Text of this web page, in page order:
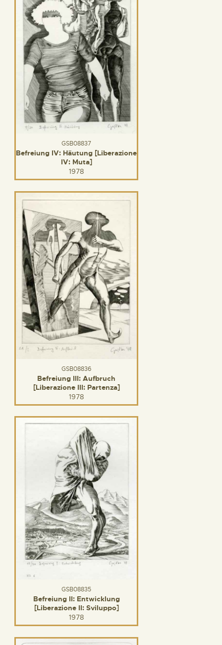
GSB08837
Befreiung IV: Häutung [Liberazione
IV: Muta]
1978
GSB08836
Befreiung III: Aufbruch
[Liberazione III: Partenza]
1978
GSB08835
Befreiung II: Entwicklung
[Liberazione II: Sviluppo]
1978